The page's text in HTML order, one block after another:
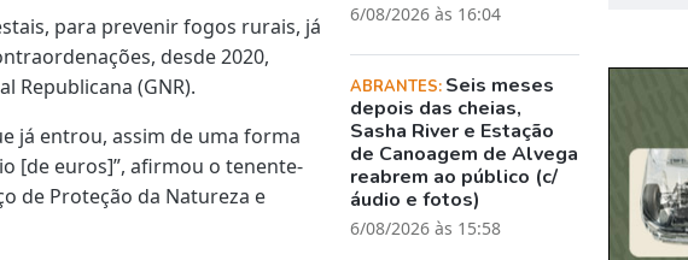
para prevenir fogos rurais, já
desde 2020,
Republicana (GNR).
já entrou, assim de uma forma
[de euros]”, afirmou o tenente-
de Proteção da Natureza e
6/08/2026 às 16:04
ABRANTES: Seis meses
depois das cheias,
Sasha River e Estação
de Canoagem de Alvega
reabrem ao público (c/
áudio e fotos)
6/08/2026 às 15:58